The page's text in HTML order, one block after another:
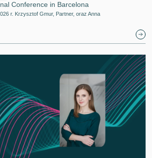
Conference in Barcelona
r. Krzysztof Gmur, Partner, oraz Anna